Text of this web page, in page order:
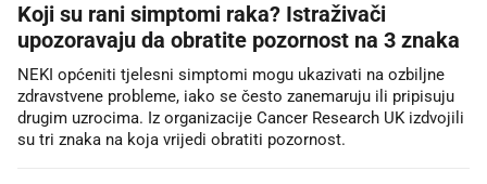
Koji su rani simptomi raka? Istraživači
upozoravaju da obratite pozornost na 3 znaka
NEKI općeniti tjelesni simptomi mogu ukazivati na ozbiljne
zdravstvene probleme, iako se često zanemaruju ili pripisuju
drugim uzrocima. Iz organizacije Cancer Research UK izdvojili
su tri znaka na koja vrijedi obratiti pozornost.